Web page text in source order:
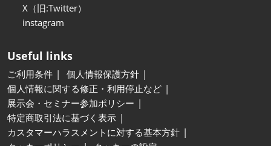
X（旧:Twitter）
instagram
Useful links
ご利用条件
個人情報保護方針
個人情報に関する修正・利用停止など
展示会・セミナー参加ポリシー
特定商取引法に基づく表示
カスタマーハラスメントに対する基本方針